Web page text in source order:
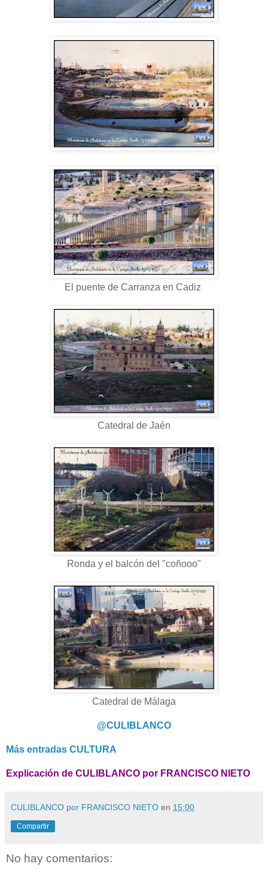
El puente de Carranza en Cadiz
Catedral de Jaén
Ronda y el balcón del "coñooo"
Catedral de Málaga
@CULIBLANCO
Más entradas CULTURA
Explicación de CULIBLANCO por FRANCISCO NIETO
CULIBLANCO por FRANCISCO NIETO en 15:00
Compartir
No hay comentarios: